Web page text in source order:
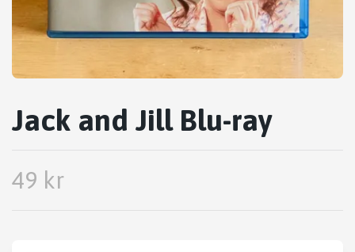
Jack and Jill Blu-ray
49 kr